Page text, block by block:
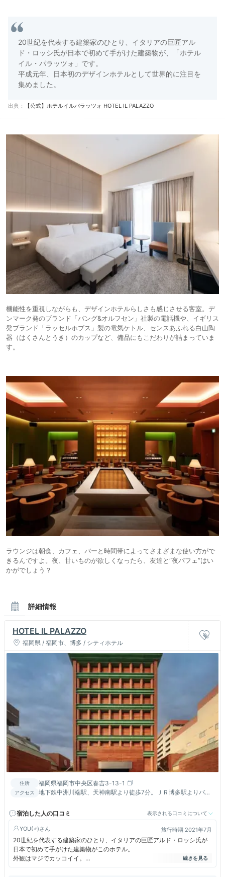
20世紀を代表する建築家のひとり、イタリアの巨匠アル
ド・ロッシ氏が日本で初めて手がけた建築物が、「ホテル
イル・パラッツォ」です。
平成元年、日本初のデザインホテルとして世界的に注目を
集めました。
出典： 【公式】ホテルイルパラッツォ HOTEL IL PALAZZO
機能性を重視しながらも、デザインホテルらしさも感じさせる客室。デ
ンマーク発のブランド「バング&オルフセン」社製の電話機や、イギリス
発ブランド「ラッセルホブス」製の電気ケトル、センスあふれる白山陶
器（はくさんとうき）のカップなど、備品にもこだわりが詰まっていま
す。
ラウンジは朝食、カフェ、バーと時間帯によってさまざまな使い方がで
きるんですよ。夜、甘いものが欲しくなったら、友達と“夜パフェ”はい
かがでしょう？
詳細情報
HOTEL IL PALAZZO
福岡県 / 福岡市、博多 / シティホテル
住所 福岡県福岡市中央区春吉3-13-1
アクセス
地下鉄中洲川端駅、天神南駅より徒歩7分。ＪＲ博多駅よりバス
宿泊した人の口コミ
表示される口コミについて
YOU(♂) 旅行時期 2021年7月
20世紀を代表する建築家のひとり、イタリアの巨匠アルド・ロッシ氏が
日本で初めて手がけた建築物がこのホテル。
外観はマジでカッコイイ。
チェックインはスムース。スタッフも機転がきく。